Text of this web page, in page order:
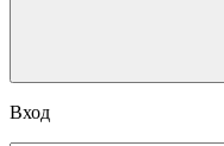
Вход